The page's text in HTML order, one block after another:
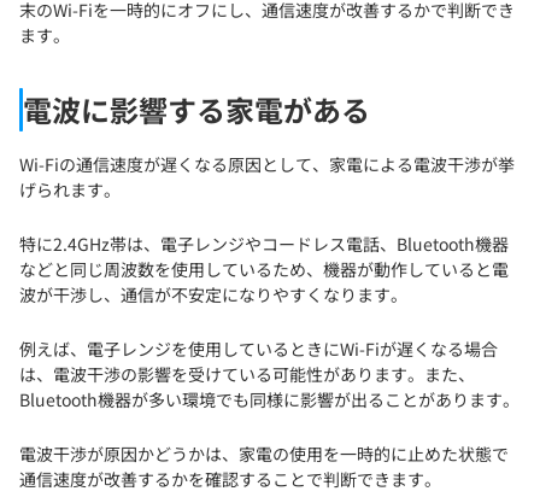
末のWi-Fiを一時的にオフにし、通信速度が改善するかで判断でき
ます。
電波に影響する家電がある
Wi-Fiの通信速度が遅くなる原因として、家電による電波干渉が挙
げられます。
特に2.4GHz帯は、電子レンジやコードレス電話、Bluetooth機器
などと同じ周波数を使用しているため、機器が動作していると電
波が干渉し、通信が不安定になりやすくなります。
例えば、電子レンジを使用しているときにWi-Fiが遅くなる場合
は、電波干渉の影響を受けている可能性があります。また、
Bluetooth機器が多い環境でも同様に影響が出ることがあります。
電波干渉が原因かどうかは、家電の使用を一時的に止めた状態で
通信速度が改善するかを確認することで判断できます。